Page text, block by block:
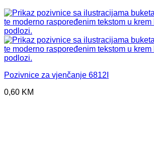
Pozivnice za vjenčanje 6812I
0,60 KM